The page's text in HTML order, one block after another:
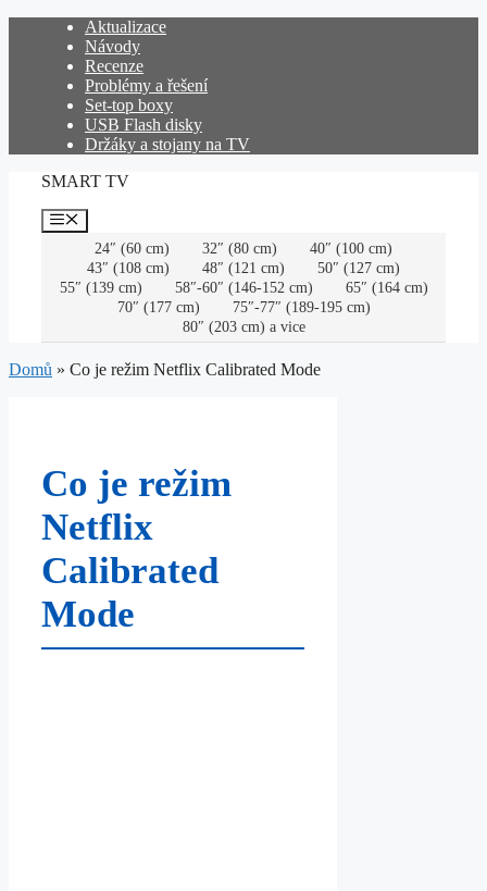
Přeskočit
Aktualizace
Návody
Recenze
Problémy a řešení
Set-top boxy
USB Flash disky
Držáky a stojany na TV
SMART TV
Menu
24″ (60 cm)
32″ (80 cm)
40″ (100 cm)
43″ (108 cm)
48″ (121 cm)
50″ (127 cm)
55″ (139 cm)
58″-60″ (146-152 cm)
65″ (164 cm)
70″ (177 cm)
75″-77″ (189-195 cm)
80″ (203 cm) a vice
Domů » Co je režim Netflix Calibrated Mode
Co je režim
Netflix
Calibrated
Mode